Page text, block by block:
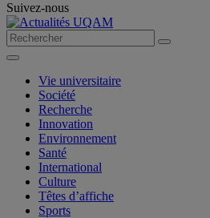
Suivez-nous
Vie universitaire
Société
Recherche
Innovation
Environnement
Santé
International
Culture
Têtes d’affiche
Sports